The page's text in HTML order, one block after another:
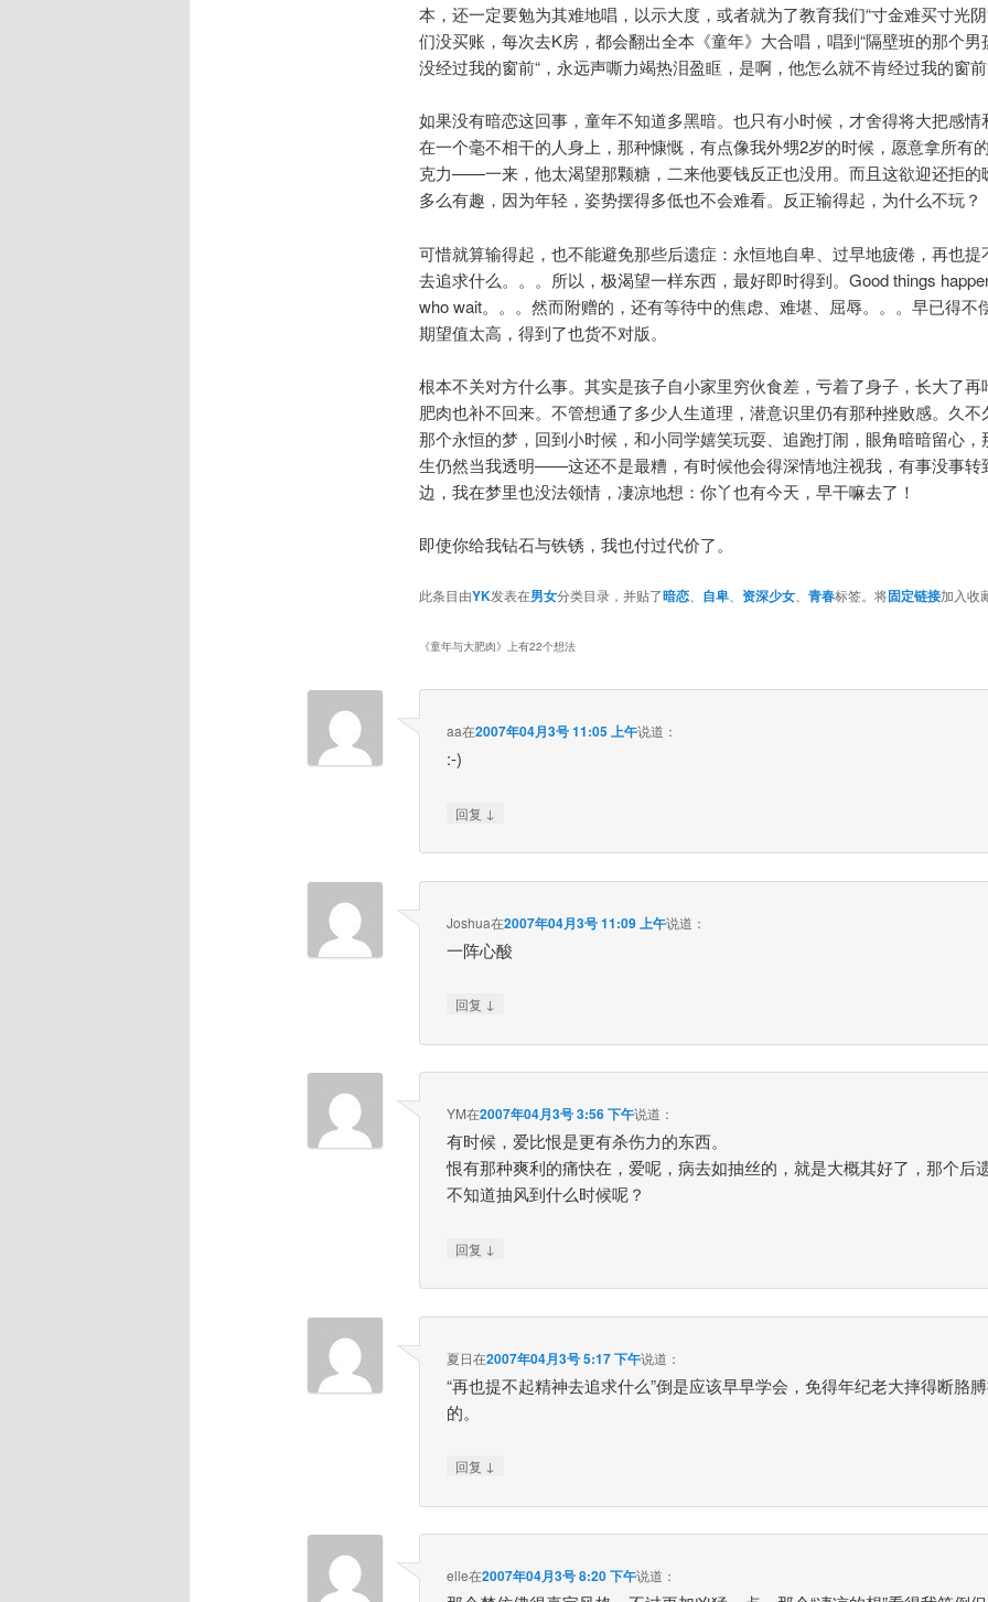
本，还一定要勉为其难地唱，以示大度，或者就为了教育我们“寸金难买寸光
们没买账，每次去K房，都会翻出全本《童年》大合唱，唱到“隔壁班的那个男
没经过我的窗前“，永远声嘶力竭热泪盈眶，是啊，他怎么就不肯经过我的窗
如果没有暗恋这回事，童年不知道多黑暗。也只有小时候，才舍得将大把感情
在一个毫不相干的人身上，那种慷慨，有点像我外甥2岁的时候，愿意拿所有
克力——一来，他太渴望那颗糖，二来他要钱反正也没用。而且这欲迎还拒的
多么有趣，因为年轻，姿势摆得多低也不会难看。反正输得起，为什么不玩？
可惜就算输得起，也不能避免那些后遗症：永恒地自卑、过早地疲倦，再也提
去追求什么。。。所以，极渴望一样东西，最好即时得到。Good things
who wait。。。然而附赠的，还有等待中的焦虑、难堪、屈辱。。。早已得不
期望值太高，得到了也货不对版。
根本不关对方什么事。其实是孩子自小家里穷伙食差，亏着了身子，长大了再
肥肉也补不回来。不管想通了多少人生道理，潜意识里仍有那种挫败感。久不
那个永恒的梦，回到小时候，和小同学嬉笑玩耍、追跑打闹，眼角暗暗留心，
生仍然当我透明——这还不是最糟，有时候他会得深情地注视我，有事没事转
边，我在梦里也没法领情，凄凉地想：你丫也有今天，早干嘛去了！
即使你给我钻石与铁锈，我也付过代价了。
此条目由YK发表在男女分类目录，并贴了暗恋、 自卑、 资深少女、 青春标签。将固定链接加入收
《童年与大肥肉》上有22个想法
aa在2007年04月3号 11:05 上午说道：
:-)
回复 ↓
Joshua在2007年04月3号 11:09 上午说道：
一阵心酸
回复 ↓
YM在2007年04月3号 3:56 下午说道：
有时候，爱比恨是更有杀伤力的东西。
恨有那种爽利的痛快在，爱呢，病去如抽丝的，就是大概其好了，那个后
不知道抽风到什么时候呢？
回复 ↓
夏日在2007年04月3号 5:17 下午说道：
“再也提不起精神去追求什么”倒是应该早早学会，免得年纪老大摔得断胳
的。
回复 ↓
elle在2007年04月3号 8:20 下午说道：